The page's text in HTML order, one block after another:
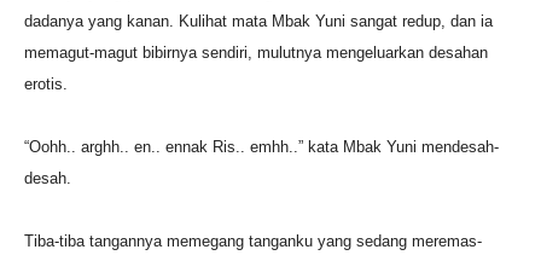
dadanya yang kanan. Kulihat mata Mbak Yuni sangat redup, dan ia
memagut-magut bibirnya sendiri, mulutnya mengeluarkan desahan
erotis.
“Oohh.. arghh.. en.. ennak Ris.. emhh..” kata Mbak Yuni mendesah-
desah.
Tiba-tiba tangannya memegang tanganku yang sedang meremas-